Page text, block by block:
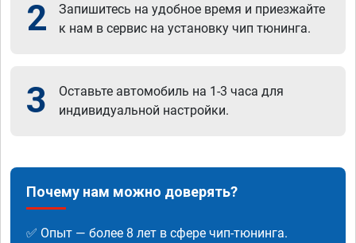
2
Запишитесь на удобное время и приезжайте
к нам в сервис на установку чип тюнинга.
3
Оставьте автомобиль на 1-3 часа для
индивидуальной настройки.
Почему нам можно доверять?
✅ Опыт — более 8 лет в сфере чип-тюнинга.